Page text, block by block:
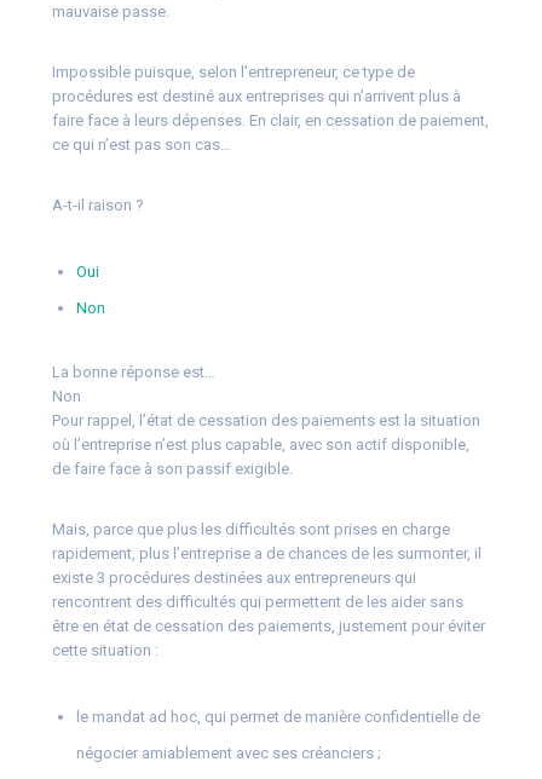
mauvaise passe.
Impossible puisque, selon l’entrepreneur, ce type de
procédures est destiné aux entreprises qui n’arrivent plus à
faire face à leurs dépenses. En clair, en cessation de paiement,
ce qui n’est pas son cas…
A-t-il raison ?
Oui
Non
La bonne réponse est…
Non
Pour rappel, l’état de cessation des paiements est la situation
où l’entreprise n’est plus capable, avec son actif disponible,
de faire face à son passif exigible.
Mais, parce que plus les difficultés sont prises en charge
rapidement, plus l’entreprise a de chances de les surmonter, il
existe 3 procédures destinées aux entrepreneurs qui
rencontrent des difficultés qui permettent de les aider sans
être en état de cessation des paiements, justement pour éviter
cette situation :
le mandat ad hoc, qui permet de manière confidentielle de
négocier amiablement avec ses créanciers ;